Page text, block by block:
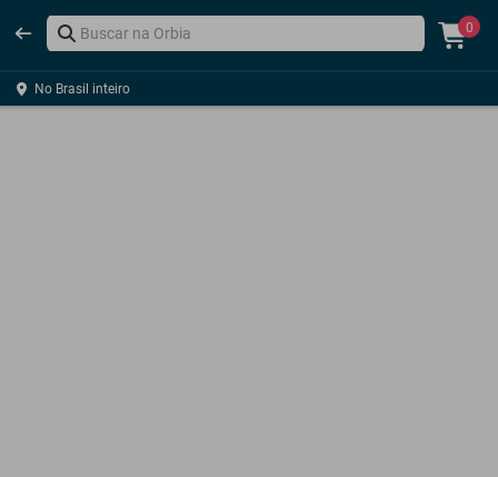
0
No Brasil inteiro